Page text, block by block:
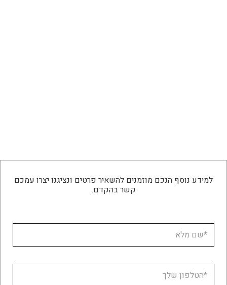
למידע נוסף הנכם מוזמנים להשאיר פרטים ונציגנו יצרו עמכם
קשר בהקדם.